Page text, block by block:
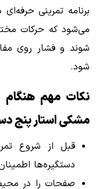
برنامه تمرینی
می‌شود که حرکات
شوند و فشار روی
شود.
نکات مهم هنگام
مشکی استار پنج
قبل از شروع
دستگیره‌ها
صفحات را در